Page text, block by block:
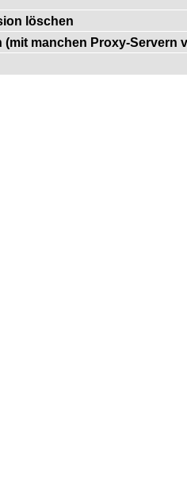
löschen
manchen Proxy-Servern